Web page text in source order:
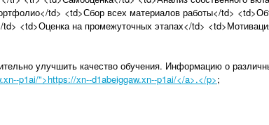
td> <td>Сбор всех материалов работы</td>
<td>Оценка на промежуточных этапах</td>
улучшить качество обучения. Информацию о
p1ai/">https://xn--d1abeiggaw.xn--p1ai/</a>.</p>;